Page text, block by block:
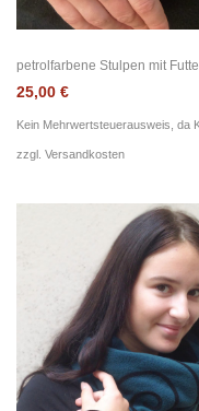
petrolfarbene Stulpen mit
25,00 €
Kein Mehrwertsteuerausweis, da
zzgl. Versandkosten